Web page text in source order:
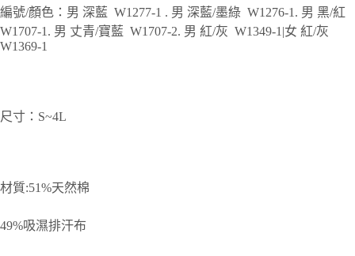
編號/顏色：男 深藍 W1277-1 . 男 深藍/墨綠 W1276-1. 男 黑/紅
W1707-1. 男 丈青/寶藍 W1707-2. 男 紅/灰 W1349-1|女 紅/灰
W1369-1
尺寸：S~4L
材質:51%天然棉
49%吸濕排汗布